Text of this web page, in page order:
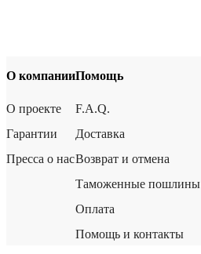
О компании
О проекте
Гарантии
Пресса о нас
Помощь
F.A.Q.
Доставка
Возврат и отмена
Таможенные пошлины
Оплата
Помощь и контакты